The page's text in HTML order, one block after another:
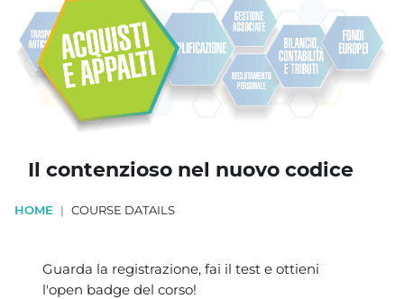
Il contenzioso nel nuovo codice
HOME COURSE DATAILS
Blocks
Guarda la registrazione, fai il test e ottieni
l'open badge del corso!